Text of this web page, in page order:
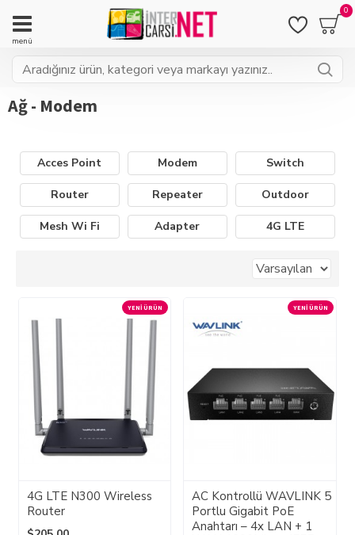
0
Ağ - Modem
Acces Point Modem Switch
Router Repeater Outdoor
Mesh Wi Fi Adapter 4G LTE
YENI ÜRÜN
4G LTE N300 Wireless
Router
YENI ÜRÜN
AC Kontrollü WAVLINK 5
Portlu Gigabit PoE
Anahtarı – 4x LAN + 1